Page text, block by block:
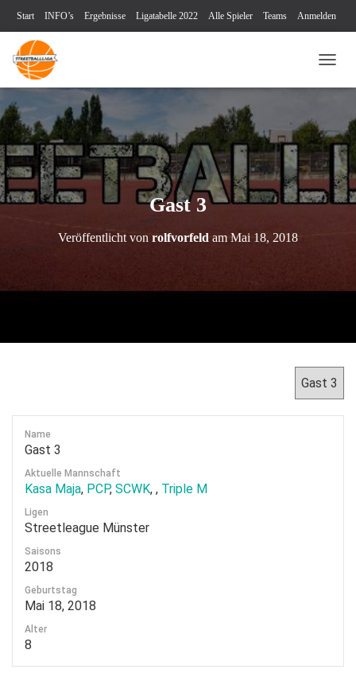
Start INFO’s Ergebnisse Ligatabelle 2022 Alle Spieler Teams Anmelden
Gast 3
Veröffentlicht von rolfvorfeld am Mai 18, 2018
Name
Gast 3
Aktuelle Mannschaft
Kasa Maja, PCP, SCWK, , Triple M
Ligen
Streetleague Münster
Saisons
2018
Geburtstag
Mai 18, 2018
Alter
8